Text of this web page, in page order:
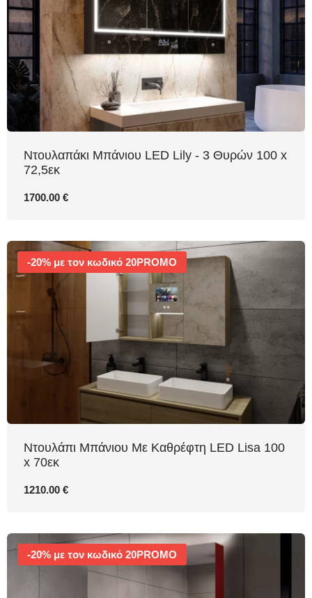
Nτουλαπάκι Μπάνιου LED Lily - 3 Θυρών 100 x
72,5εκ
1700.00 €
-20% με τον κωδικό 20PROMO
Ντουλάπι Μπάνιου Με Καθρέφτη LED Lisa 100
x 70εκ
1210.00 €
-20% με τον κωδικό 20PROMO